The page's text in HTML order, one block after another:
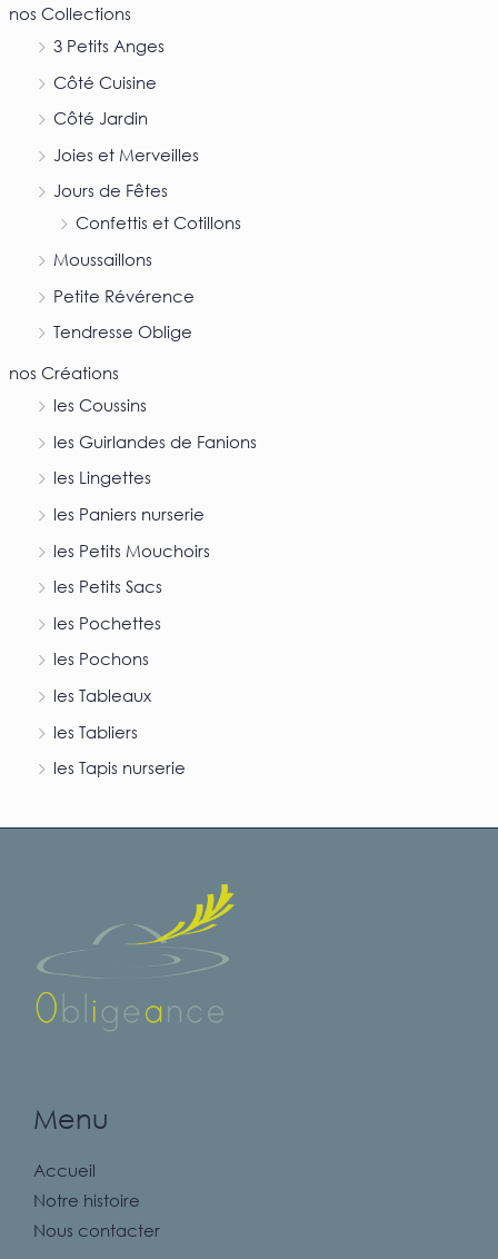
nos Collections
3 Petits Anges
Côté Cuisine
Côté Jardin
Joies et Merveilles
Jours de Fêtes
Confettis et Cotillons
Moussaillons
Petite Révérence
Tendresse Oblige
nos Créations
les Coussins
les Guirlandes de Fanions
les Lingettes
les Paniers nurserie
les Petits Mouchoirs
les Petits Sacs
les Pochettes
les Pochons
les Tableaux
les Tabliers
les Tapis nurserie
Menu
Accueil
Notre histoire
Nous contacter